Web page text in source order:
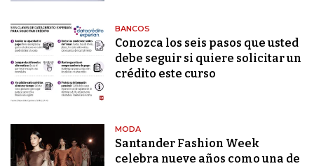
BANCOS
Conozca los seis pasos que usted
debe seguir si quiere solicitar un
crédito este curso
MODA
Santander Fashion Week
celebra nueve años como una de